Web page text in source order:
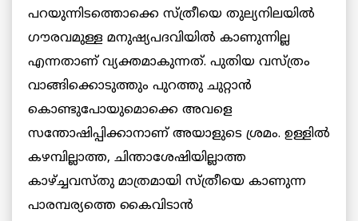
പറയുന്നിടത്തൊക്കെ സ്ത്രീയെ തുല്യനിലയിൽ
ഗൗരവമുള്ള മനുഷ്യപദവിയിൽ കാണുന്നില്ല
എന്നതാണ് വ്യക്തമാകുന്നത്. പുതിയ വസ്ത്രം
വാങ്ങിക്കൊടുത്തും പുറത്തു ചുറ്റാൻ
കൊണ്ടുപോയുമൊക്കെ അവളെ
സന്തോഷിപ്പിക്കാനാണ് അയാളുടെ ശ്രമം. ഉള്ളിൽ
കഴമ്പില്ലാത്ത, ചിന്താശേഷിയില്ലാത്ത
കാഴ്ച്ചവസ്തു മാത്രമായി സ്ത്രീയെ കാണുന്ന
പാരമ്പര്യത്തെ കൈവിടാൻ